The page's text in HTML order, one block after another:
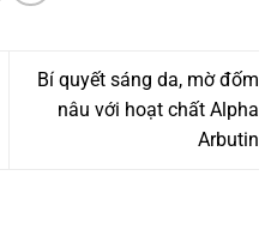
Bí quyết sáng da, mờ đốm
nâu với hoạt chất Alpha
Arbutin